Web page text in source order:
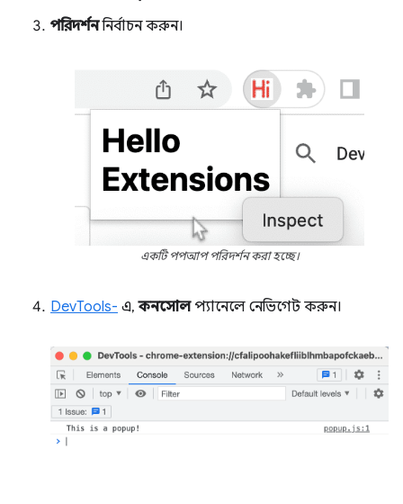
পরিদর্শননির্বাচন করুন।
একটি পপআপ পরিদর্শন করা হচ্ছে।
DevTools- এ,কনসোলপ্যানেলে নেভিগেট করুন।